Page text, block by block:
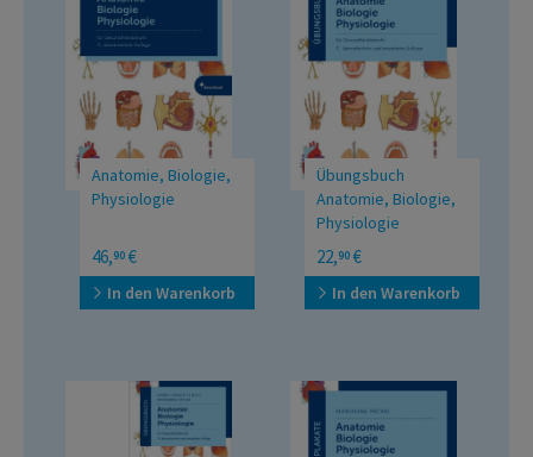
Anatomie, Biologie,
Physiologie
für Gesundheitsberufe
46,90 €
In den Warenkorb
Übungsbuch
Anatomie, Biologie,
Physiologie
für Gesundheitsberufe
22,90 €
In den Warenkorb